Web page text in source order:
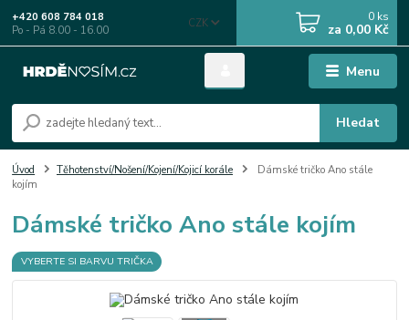
Menu
CZK
Hledat
+420 608 784 018
Po - Pá 8.00 - 16.00
0 ks
za 0,00 Kč
Úvod Těhotenství/Nošení/Kojení/Kojicí korále
Dámské tričko Ano stále
kojím
Dámské tričko Ano stále kojím
VYBERTE SI BARVU TRIČKA